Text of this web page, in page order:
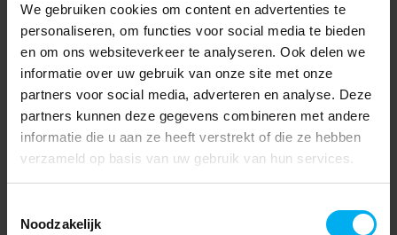
We gebruiken cookies om content en advertenties te
personaliseren, om functies voor social media te bieden
en om ons websiteverkeer te analyseren. Ook delen we
informatie over uw gebruik van onze site met onze
partners voor social media, adverteren en analyse. Deze
partners kunnen deze gegevens combineren met andere
informatie die u aan ze heeft verstrekt of die ze hebben
verzameld op basis van uw gebruik van hun services.
Noodzakelijk